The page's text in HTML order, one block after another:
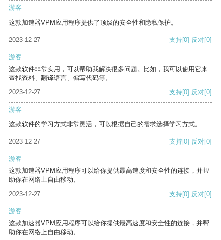
游客
这款加速器VPM应用程序提供了顶级的安全性和隐私保护。
2023-12-27 支持[0] 反对[0]
游客
这款软件非常实用，可以帮助我解决很多问题。比如，我可以使用它来
查找资料、翻译语言、编写代码等。
2023-12-27
支持[0] 反对[0]
游客
这款软件的学习方式非常灵活，可以根据自己的需求选择学习方式。
2023-12-27 支持[0] 反对[0]
游客
这款加速器VPM应用程序可以给你提供最高速度和安全性的连接，并帮
助你在网络上自由移动。
2023-12-27
支持[0] 反对[0]
游客
这款加速器VPM应用程序可以给你提供最高速度和安全性的连接，并帮
助你在网络上自由移动。